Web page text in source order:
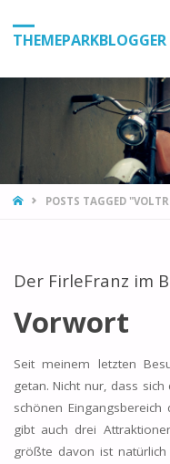
THEMEPARKBLOGGER
HOMEPOSTS TAGGED
Der FirleFranz im
Vorwort
Seit meinem letzten
getan. Nicht nur, dass
schönen
gibt auch drei
größte davon ist